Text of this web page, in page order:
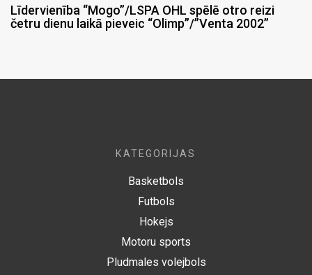
Līdervienība “Mogo”/LSPA OHL spēlē otro reizi
četru dienu laikā pieveic “Olimp”/”Venta 2002”
KATEGORIJAS
Basketbols
Futbols
Hokejs
Motoru sports
Pludmales volejbols